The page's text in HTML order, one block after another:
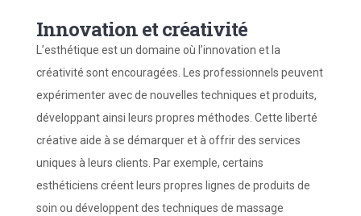
Innovation et créativité
L’esthétique est un domaine où l’innovation et la
créativité sont encouragées. Les professionnels peuvent
expérimenter avec de nouvelles techniques et produits,
développant ainsi leurs propres méthodes. Cette liberté
créative aide à se démarquer et à offrir des services
uniques à leurs clients. Par exemple, certains
esthéticiens créent leurs propres lignes de produits de
soin ou développent des techniques de massage